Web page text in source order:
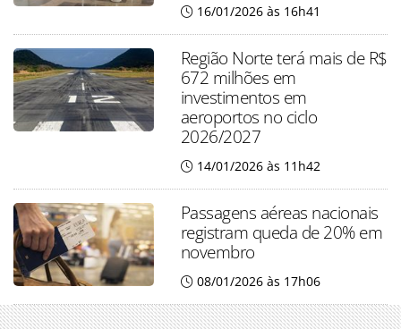
16/01/2026 às 16h41
Região Norte terá mais de R$
672 milhões em
investimentos em
aeroportos no ciclo
2026/2027
14/01/2026 às 11h42
Passagens aéreas nacionais
registram queda de 20% em
novembro
08/01/2026 às 17h06